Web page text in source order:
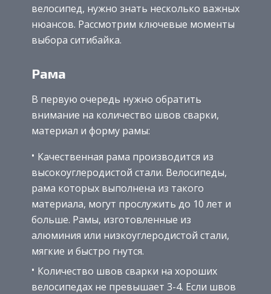
велосипед, нужно знать несколько важных
нюансов. Рассмотрим ключевые моменты
выбора ситибайка.
Рама
В первую очередь нужно обратить
внимание на количество швов сварки,
материал и форму рамы:
Качественная рама производится из
высокоуглеродистой стали. Велосипеды,
рама которых выполнена из такого
материала, могут прослужить до 10 лет и
больше. Рамы, изготовленные из
алюминия или низкоуглеродистой стали,
мягкие и быстро гнутся.
Количество швов сварки на хороших
велосипедах не превышает 3-4. Если швов